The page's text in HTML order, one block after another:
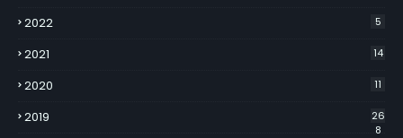
2022 5
2021 14
2020 11
2019
26
8